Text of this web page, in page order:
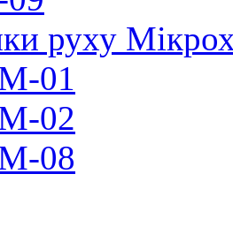
руху
01
02
08